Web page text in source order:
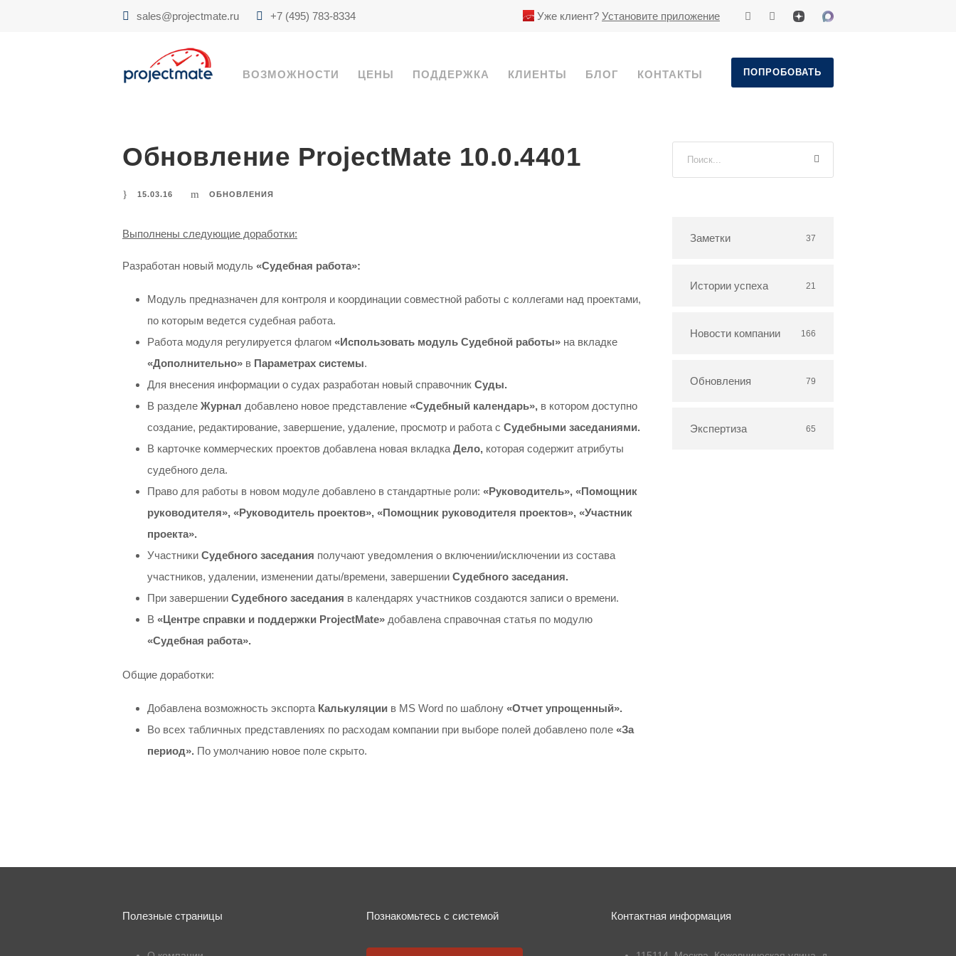
sales@projectmate.ru +7 (495) 783-8334 Уже клиент? Установите приложение
ВОЗМОЖНОСТИ ЦЕНЫ ПОДДЕРЖКА КЛИЕНТЫ БЛОГ КОНТАКТЫ ПОПРОБОВАТЬ
Обновление ProjectMate 10.0.4401
15.03.16 ОБНОВЛЕНИЯ
Выполнены следующие доработки:
Разработан новый модуль «Судебная работа»:
Модуль предназначен для контроля и координации совместной работы с коллегами над проектами,
по которым ведется судебная работа.
Работа модуля регулируется флагом «Использовать модуль Судебной работы» на вкладке
«Дополнительно» в Параметрах системы.
Для внесения информации о судах разработан новый справочник Суды.
В разделе Журнал добавлено новое представление «Судебный календарь», в котором доступно
создание, редактирование, завершение, удаление, просмотр и работа с Судебными заседаниями.
В карточке коммерческих проектов добавлена новая вкладка Дело, которая содержит атрибуты
судебного дела.
Право для работы в новом модуле добавлено в стандартные роли: «Руководитель», «Помощник
руководителя», «Руководитель проектов», «Помощник руководителя проектов», «Участник
проекта».
Участники Судебного заседания получают уведомления о включении/исключении из состава
участников, удалении, изменении даты/времени, завершении Судебного заседания.
При завершении Судебного заседания в календарях участников создаются записи о времени.
В «Центре справки и поддержки ProjectMate» добавлена справочная статья по модулю
«Судебная работа».
Общие доработки:
Добавлена возможность экспорта Калькуляции в MS Word по шаблону «Отчет упрощенный».
Во всех табличных представлениях по расходам компании при выборе полей добавлено поле «За
период». По умолчанию новое поле скрыто.
Заметки 37
Истории успеха 21
Новости компании 166
Обновления 79
Экспертиза 65
Полезные страницы Познакомьтесь с системой Контактная информация